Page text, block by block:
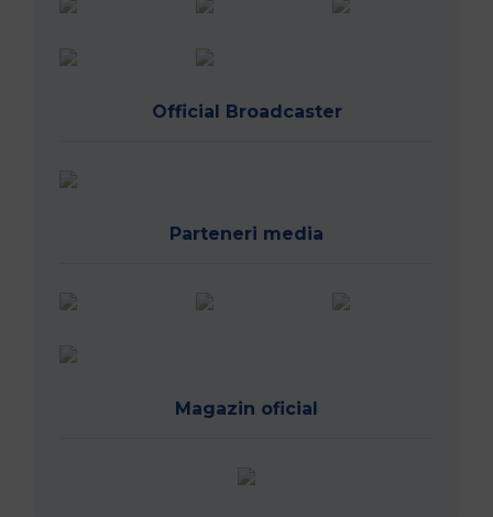
Official Broadcaster
Parteneri media
Magazin oficial